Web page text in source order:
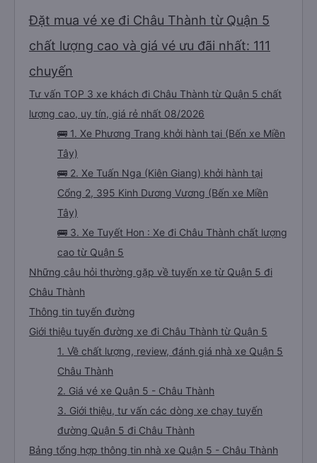
Đặt mua vé xe đi Châu Thành từ Quận 5
chất lượng cao và giá vé ưu đãi nhất: 111
chuyến
Tư vấn TOP 3 xe khách đi Châu Thành từ Quận 5 chất
lượng cao, uy tín, giá rẻ nhất 08/2026
🚌 1. Xe Phương Trang khởi hành tại (Bến xe Miền
Tây)
🚌 2. Xe Tuấn Nga (Kiên Giang) khởi hành tại
Cổng 2, 395 Kinh Dương Vương (Bến xe Miền
Tây)
🚌 3. Xe Tuyết Hon : Xe đi Châu Thành chất lượng
cao từ Quận 5
Những câu hỏi thường gặp về tuyến xe từ Quận 5 đi
Châu Thành
Thông tin tuyến đường
Giới thiệu tuyến đường xe đi Châu Thành từ Quận 5
1. Về chất lượng, review, đánh giá nhà xe Quận 5
Châu Thành
2. Giá vé xe Quận 5 - Châu Thành
3. Giới thiệu, tư vấn các dòng xe chạy tuyến
đường Quận 5 đi Châu Thành
Bảng tổng hợp thông tin nhà xe Quận 5 - Châu Thành